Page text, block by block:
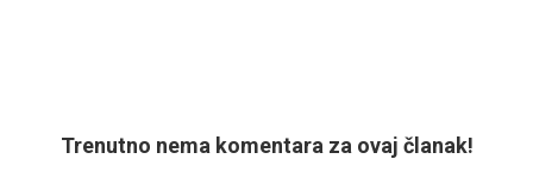
Trenutno nema komentara za ovaj članak!